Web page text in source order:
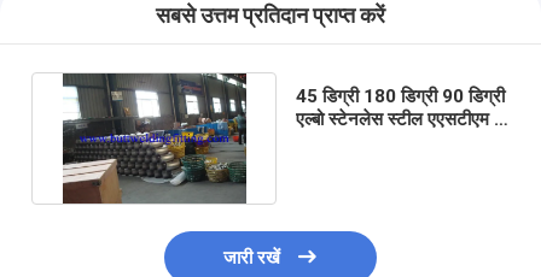
सबसे उत्तम प्रतिदान प्राप्त करें
45 डिग्री 180 डिग्री 90 डिग्री
एल्बो स्टेनलेस स्टील एएसटीएम ए
जारी रखें